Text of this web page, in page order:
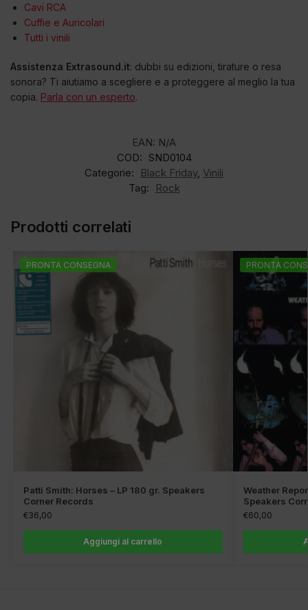
Cavi RCA
Cuffie e Auricolari
Tutti i vinili
Assistenza Extrasound.it: dubbi su edizioni, tirature o resa
sonora? Ti aiutiamo a scegliere e a proteggere al meglio la tua
copia. Parla con un esperto.
EAN: N/A
COD: SND0104
Categorie:
Black Friday, Vinili
Tag:
Rock
Prodotti correlati
PRONTA CONSEGNA
Patti Smith: Horses – LP 180 gr. Speakers
Corner Records
€36,00
Aggiungi al carrello
PRONTA
Weather
Speakers
€60,00